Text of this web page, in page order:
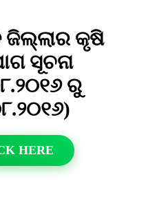
ଜିଲ୍ଲାର କୃଷି
ସୂଚନା
ରୁ
HERE